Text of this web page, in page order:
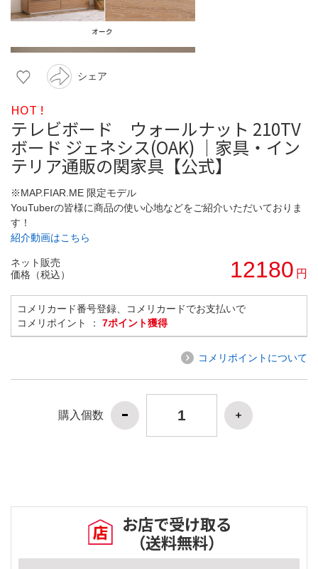
シェア
HOT !
テレビボード ウォールナット 210TV
ボード ジェネシス(OAK) ｜家具・イン
テリア通販の関家具【公式】
※MAP.FIAR.ME 限定モデル
YouTuberの皆様に商品の使い心地などをご紹介いただいておりま
す！
紹介動画はこちら
ネット販売
価格（税込）
12180 円
コメリカード番号登録、コメリカードでお支払いで
コメリポイント ： 7ポイント獲得
コメリポイントについて
購入個数
お店で受け取る
（送料無料）